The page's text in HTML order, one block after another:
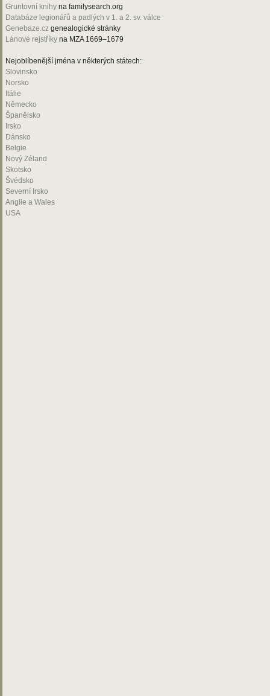
Gruntovní knihy na familysearch.org
Databáze legionářů a padlých v 1. a 2. sv. válce
Genebaze.cz genealogické stránky
Lánové rejstříky na MZA 1669–1679
Nejoblíbenější jména v některých státech:
Slovinsko
Norsko
Itálie
Německo
Španělsko
Irsko
Dánsko
Belgie
Nový Zéland
Skotsko
Švédsko
Severní Irsko
Anglie a Wales
USA